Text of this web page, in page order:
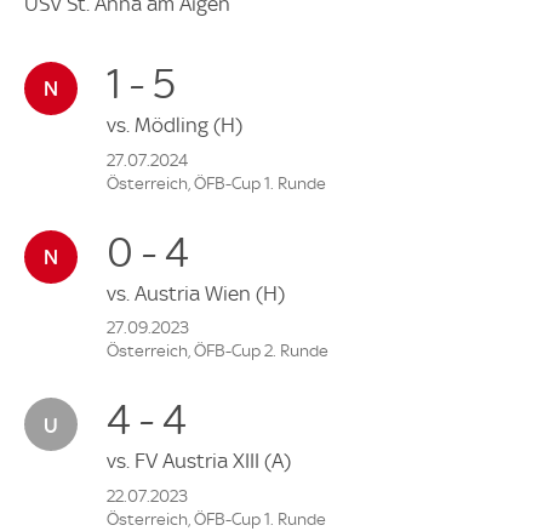
1 - 5
vs. Mödling (H)
27.07.2024
Österreich, ÖFB-Cup 1. Runde
0 - 4
vs. Austria Wien (H)
27.09.2023
Österreich, ÖFB-Cup 2. Runde
4 - 4
vs. FV Austria XIII (A)
22.07.2023
Österreich, ÖFB-Cup 1. Runde